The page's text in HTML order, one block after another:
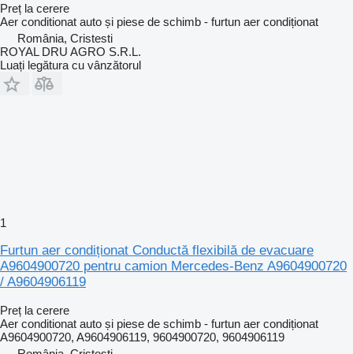
Preț la cerere
Aer conditionat auto și piese de schimb - furtun aer condiționat
România, Cristesti
ROYAL DRU AGRO S.R.L.
Luați legătura cu vânzătorul
1
Furtun aer condiționat Conductă flexibilă de evacuare
A9604900720 pentru camion Mercedes-Benz A9604900720
/ A9604906119
Preț la cerere
Aer conditionat auto și piese de schimb - furtun aer condiționat
A9604900720, A9604906119, 9604900720, 9604906119